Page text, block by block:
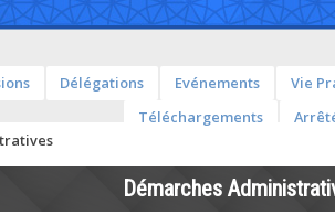
Délégations Evénements Vie
Téléchargements
Démarches